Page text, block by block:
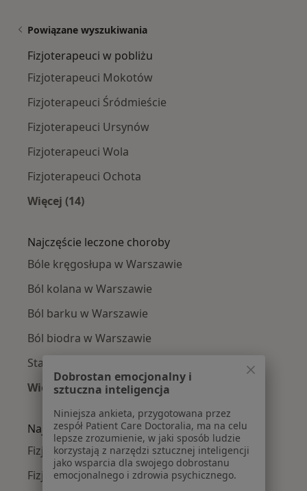
Powiązane wyszukiwania
Fizjoterapeuci w pobliżu
Fizjoterapeuci Mokotów
Fizjoterapeuci Śródmieście
Fizjoterapeuci Ursynów
Fizjoterapeuci Wola
Fizjoterapeuci Ochota
Więcej (14)
Najczęście leczone choroby
Bóle kręgosłupa w Warszawie
Ból kolana w Warszawie
Ból barku w Warszawie
Ból biodra w Warszawie
Stany pooperacyjne w Warszawie
Więcej (15)
Najpopularniejsze ubezpieczenia
Fizjoterapeuci z Medicover w Warszawie
Fizjoterapeuci z Allianz w Warszawie
Dobrostan emocjonalny i
sztuczna inteligencja
Niniejsza ankieta, przygotowana przez
zespół Patient Care Doctoralia, ma na celu
lepsze zrozumienie, w jaki sposób ludzie
korzystają z narzędzi sztucznej inteligencji
jako wsparcia dla swojego dobrostanu
emocjonalnego i zdrowia psychicznego.